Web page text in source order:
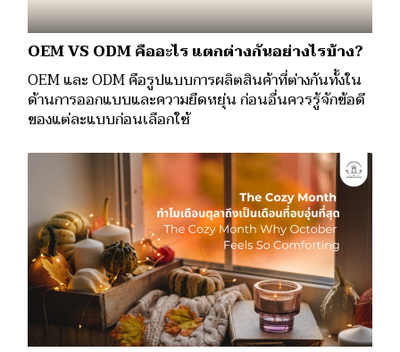
OEM VS ODM คืออะไร แตกต่างกันอย่างไรบ้าง?
OEM และ ODM คือรูปแบบการผลิตสินค้าที่ต่างกันทั้งใน
ด้านการออกแบบและความยืดหยุ่น ก่อนอื่นควรรู้จักข้อดี
ของแต่ละแบบก่อนเลือกใช้